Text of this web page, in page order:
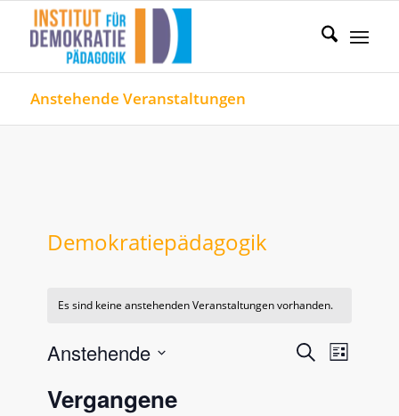
Anstehende Veranstaltungen
Demokratiepädagogik
Es sind keine anstehenden Veranstaltungen vorhanden.
SucheListe
Anstehende
wählen.
Vergangene